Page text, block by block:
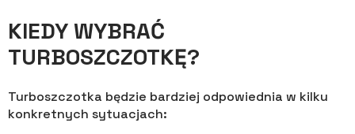
KIEDY WYBRAĆ
TURBOSZCZOTKĘ?
Turboszczotka będzie bardziej odpowiednia w kilku
konkretnych sytuacjach: